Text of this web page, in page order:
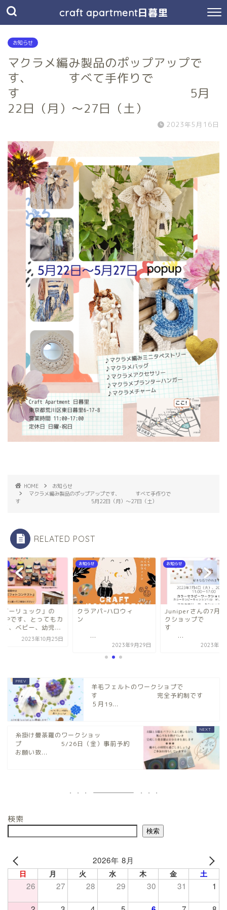
craft apartment日暮里
お知らせ
マクラメ編み製品のポップアップで
す、 すべて手作りで
す 5月
22日（月）～27日（土）
2023年5月16日
HOME
お知らせ
マクラメ編み製品のポップアップです、 すべて手作りで
す 5月22日（月）～27日（土）
RELATED POST
ビーリュック」の
です、とってもカ
イ、ベビー、幼児...
2023年10月25日
お知らせ
クラアパｰハロウィ
ン
...
2023年9月29日
お知らせ
Juniperさんの7月
クショップで
...
2023年6
羊毛フェルトのワークショプで
す 完全予約制です
５月19...
糸掛け曼荼羅のワークショッ
プ 5/26日（金）事前予約
お願い致...
検索
検索
2026年 8月
日 月 火 水 木 金 土
26 27 28 29 30 31 1